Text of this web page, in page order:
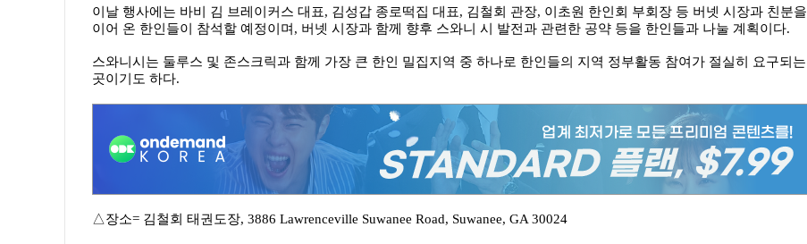
이날 행사에는 바비 김 브레이커스 대표, 김성갑 종로떡집 대표, 김철회 관장, 이초원 한인회 부회장 등 버넷 시장과 친분을
이어 온 한인들이 참석할 예정이며, 버넷 시장과 함께 향후 스와니 시 발전과 관련한 공약 등을 한인들과 나눌 계획이다.
스와니시는 둘루스 및 존스크릭과 함께 가장 큰 한인 밀집지역 중 하나로 한인들의 지역 정부활동 참여가 절실히 요구되는
곳이기도 하다.
△장소= 김철회 태권도장, 3886 Lawrenceville Suwanee Road, Suwanee, GA 30024